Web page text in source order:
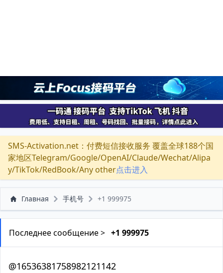
SMS-Activation.net：付费短信接收服务 覆盖全球188个国
家地区Telegram/Google/OpenAI/Claude/Wechat/Alipa
y/TikTok/RedBook/Any other点击进入
Главная 手机号 +1 999975
Последнее сообщение > +1 999975
@16536381758982121142